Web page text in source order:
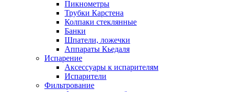
Пикнометры
Трубки Карстена
Колпаки стеклянные
Банки
Шпатели, ложечки
Аппараты Кьедаля
Испарение
Аксессуары к испарителям
Испарители
Фильтрование